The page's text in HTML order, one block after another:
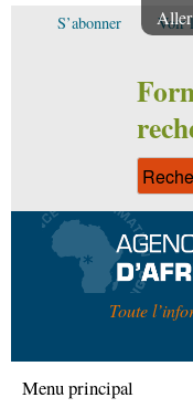
S’abonner Voir
Toute
Menu principal